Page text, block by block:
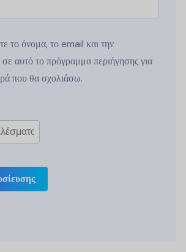
το όνομα, το email και την
αυτό το πρόγραμμα περιήγησης για
που θα σχολιάσω.